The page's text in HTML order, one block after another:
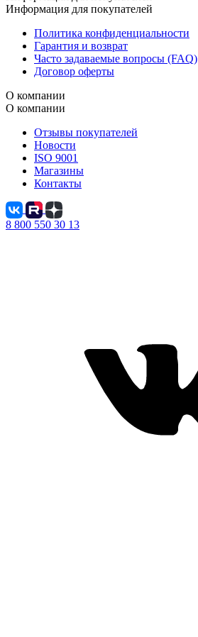
Информация для покупателей
Политика конфиденциальности
Гарантия и возврат
Часто задаваемые вопросы (FAQ)
Договор оферты
О компании
О компании
Отзывы покупателей
Новости
ISO 9001
Магазины
Контакты
8 800 550 30 13